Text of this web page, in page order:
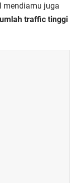
mendiamu juga
traffic tinggi